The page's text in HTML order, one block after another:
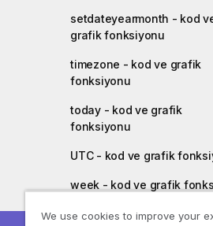
setdateyearmonth - kod
grafik fonksiyonu
timezone - kod ve grafik
fonksiyonu
today - kod ve grafik
fonksiyonu
UTC - kod ve grafik
week - kod ve grafik
weekday - kod ve grafik
We use cookies to improve your